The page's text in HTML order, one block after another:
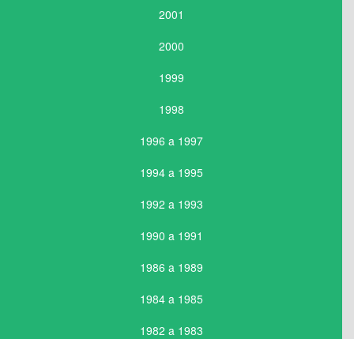
2001
2000
1999
1998
1996 a 1997
1994 a 1995
1992 a 1993
1990 a 1991
1986 a 1989
1984 a 1985
1982 a 1983